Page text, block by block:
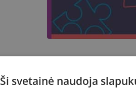
Ši svetainė naudoja